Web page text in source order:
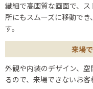
繊細で高画質な画面で、
所にもスムーズに移動で
す。
来場
外観や内装のデザイン、
るので、来場できないお客